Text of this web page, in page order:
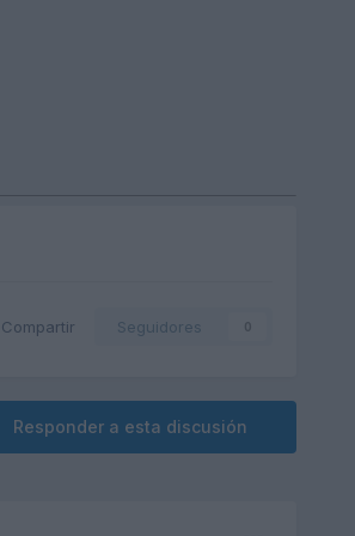
Compartir Seguidores 0
Responder a esta discusión